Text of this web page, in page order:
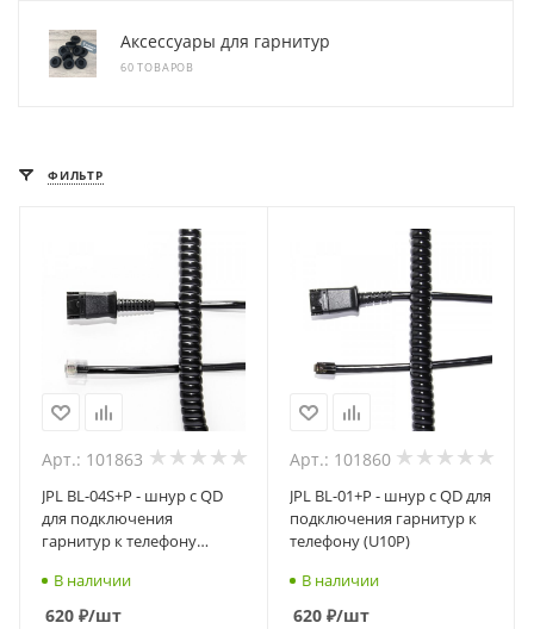
Аксессуары для гарнитур
60 ТОВАРОВ
ФИЛЬТР
Арт.: 101863
JPL BL-04S+P - шнур с QD
для подключения
гарнитур к телефону
В наличии
620 ₽/шт
Арт.: 101860
JPL BL-01+P - шнур с QD для
подключения гарнитур к
телефону (U10P)
В наличии
620₽/шт